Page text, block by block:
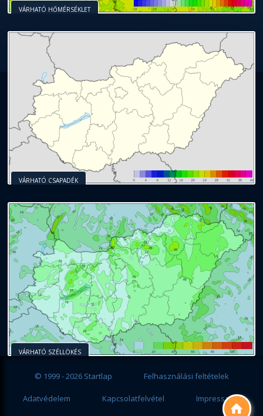

VÁRHATÓ HŐMÉRSÉKLET
VÁRHATÓ CSAPADÉK
VÁRHATÓ SZÉLLÖKÉS
© 1999 - 2026 Startlap Felhasználási feltételek
Adatvédelem Kapcsolatfelvétel Impresszum